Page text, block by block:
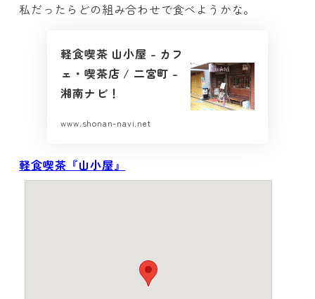
私だったらどの組み合わせで食べようかな。
軽食喫茶 山小屋 – カフ
ェ・喫茶店 / 二宮町 –
湘南ナビ！
www.shonan-navi.net
軽食喫茶『山小屋』